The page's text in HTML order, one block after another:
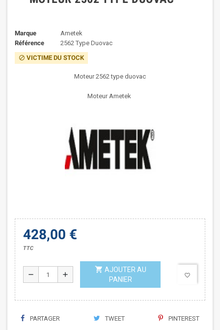
Marque
Ametek
Référence
2562 Type Duovac
block VICTIME DU STOCK
Moteur 2562 type duovac
Moteur Ametek
428,00 €
TTC
remove add
shopping_cart AJOUTER AU
PANIER
favorite_border
PARTAGER TWEET PINTEREST